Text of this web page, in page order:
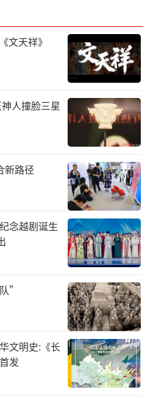
吞万里如虎”“这鼓敲得
只应天上有……”从弹幕
年对以民乐为代表的传统
赏与热爱超乎想象。
仅是一首《兰陵王入阵
区近年来一直格外红火。
对动漫、影视、流行歌曲
仅占据了流量高地，也
持续“破圈”传播。而主
努力地“创造性转化、创
央民族乐团首席琵琶演
荣耀》合作了全新主题
春国乐还从国内火到了
手指月》的中国女孩古琴
就有上千万的播放
世界发出最“潮”的自信
“潮”，受众也愈发年轻
文天祥》
人撞脸三星
路径
念越剧诞生
”
文明史:《长
发